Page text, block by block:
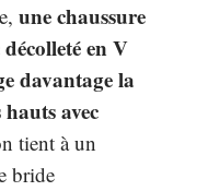
une chaussure
en V
davantage la
avec
tient à un
bride